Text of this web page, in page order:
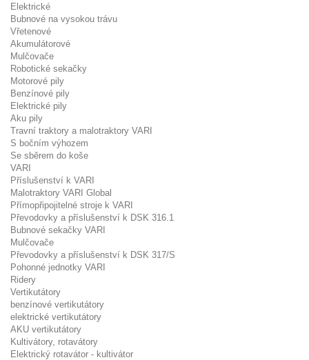
Elektrické
Bubnové na vysokou trávu
Vřetenové
Akumulátorové
Mulčovače
Robotické sekačky
Motorové pily
Benzínové pily
Elektrické pily
Aku pily
Travní traktory a malotraktory VARI
S bočním výhozem
Se sběrem do koše
VARI
Příslušenství k VARI
Malotraktory VARI Global
Přímopřipojitelné stroje k VARI
Převodovky a příslušenství k DSK 316.1
Bubnové sekačky VARI
Mulčovače
Převodovky a příslušenství k DSK 317/S
Pohonné jednotky VARI
Ridery
Vertikutátory
benzínové vertikutátory
elektrické vertikutátory
AKU vertikutátory
Kultivátory, rotavátory
Elektrický rotavátor - kultivátor